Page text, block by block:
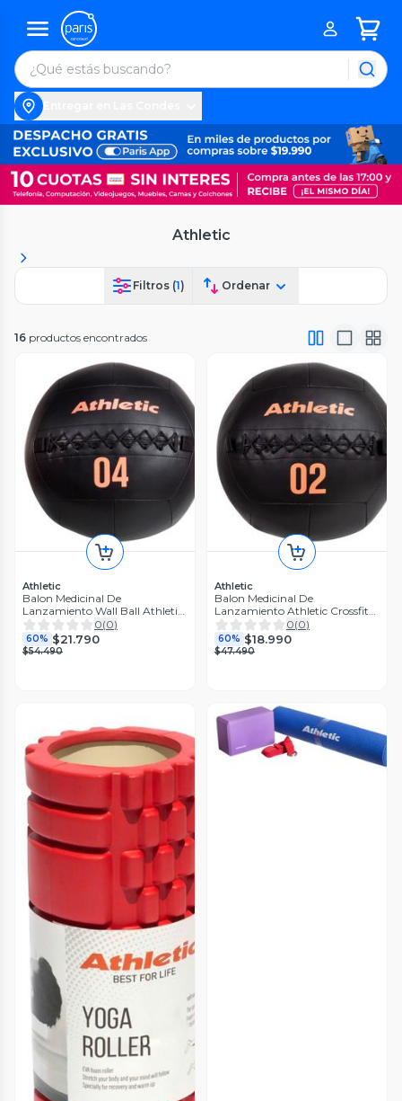
Athletic
Filtros (1) Ordenar
16 productos encontrados
Athletic
Balon Medicinal De
Lanzamiento Wall Ball Athletic
Crossfit 4
0(0)
60% $21.790
$54.490
Athletic
Balon Medicinal De
Lanzamiento Athletic Crossfit
2kg
0(0)
60% $18.990
$47.490